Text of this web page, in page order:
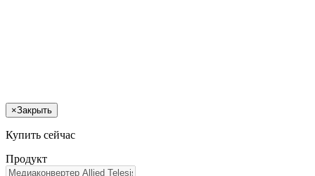
×Закрыть
Купить сейчас
Продукт